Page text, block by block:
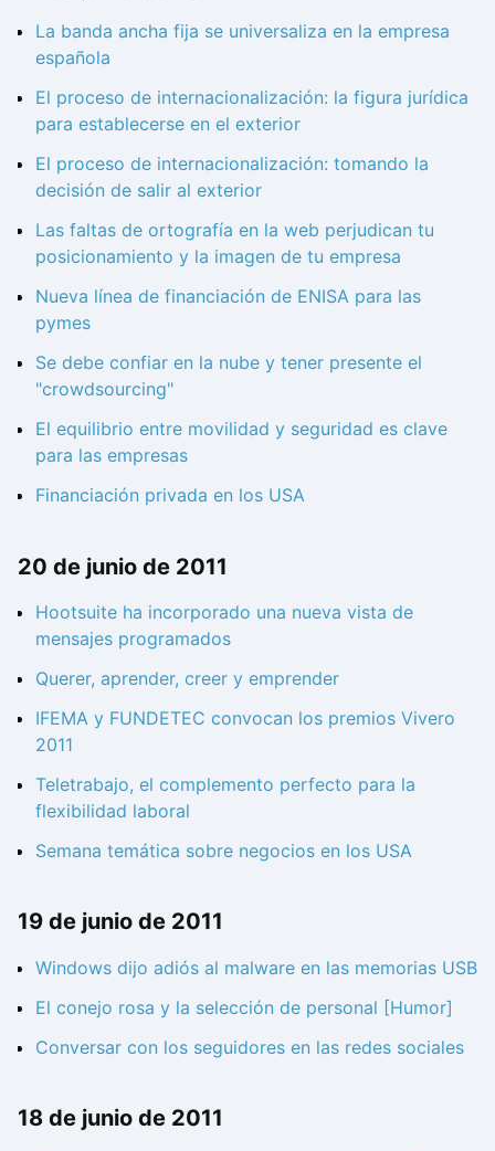
La banda ancha fija se universaliza en la empresa
española
El proceso de internacionalización: la figura jurídica
para establecerse en el exterior
El proceso de internacionalización: tomando la
decisión de salir al exterior
Las faltas de ortografía en la web perjudican tu
posicionamiento y la imagen de tu empresa
Nueva línea de financiación de ENISA para las
pymes
Se debe confiar en la nube y tener presente el
"crowdsourcing"
El equilibrio entre movilidad y seguridad es clave
para las empresas
Financiación privada en los USA
20 de junio de 2011
Hootsuite ha incorporado una nueva vista de
mensajes programados
Querer, aprender, creer y emprender
IFEMA y FUNDETEC convocan los premios Vivero
2011
Teletrabajo, el complemento perfecto para la
flexibilidad laboral
Semana temática sobre negocios en los USA
19 de junio de 2011
Windows dijo adiós al malware en las memorias USB
El conejo rosa y la selección de personal [Humor]
Conversar con los seguidores en las redes sociales
18 de junio de 2011